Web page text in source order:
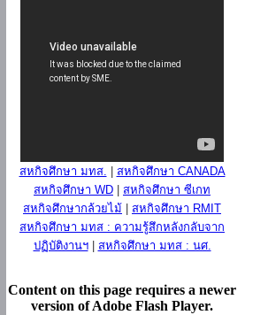
สหกิจศึกษา มทส.
สหกิจศึกษา CANADA
สหกิจศึกษา WD
สหกิจศึกษา ซีเกท
สหกิจศึกษากล้วยไม้
สหกิจศึกษา RMIT
สหกิจศึกษา มทส : ความรู้สึกหลังกลับจาก
ปฏิบัติงานฯ| สหกิจศึกษา มทส : นศ.
Content on this page requires a newer
version of Adobe Flash Player.